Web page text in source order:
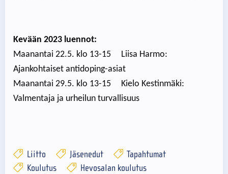
Kevään 2023 luennot:
Maanantai 22.5. klo 13-15 Liisa Harmo:
Ajankohtaiset antidoping-asiat
Maanantai 29.5. klo 13-15 Kielo Kestinmäki:
Valmentaja ja urheilun turvallisuus
Liitto Jäsenedut
Tapahtumat
Koulutus
Hevosalan koulutus